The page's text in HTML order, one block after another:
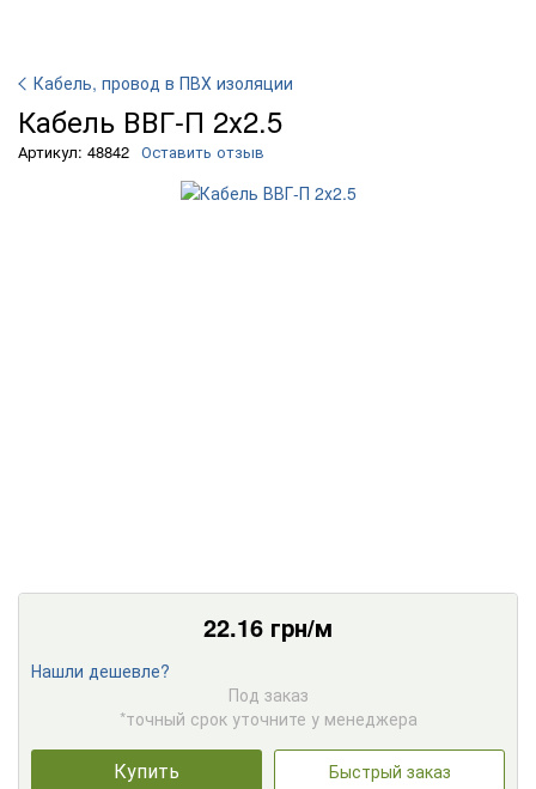
Кабель, провод в ПВХ изоляции
Кабель ВВГ-П 2х2.5
Артикул: 48842 Оставить отзыв
22.16 грн/м
Нашли дешевле?
Под заказ
*точный срок уточните у менеджера
Купить
Быстрый заказ